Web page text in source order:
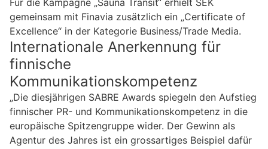
Für die Kampagne „Sauna Transit“ erhielt SEK
gemeinsam mit Finavia zusätzlich ein „Certificate of
Excellence“ in der Kategorie Business/Trade Media.
Internationale Anerkennung für
finnische
Kommunikationskompetenz
„Die diesjährigen SABRE Awards spiegeln den Aufstieg
finnischer PR- und Kommunikationskompetenz in die
europäische Spitzengruppe wider. Der Gewinn als
Agentur des Jahres ist ein grossartiges Beispiel dafür